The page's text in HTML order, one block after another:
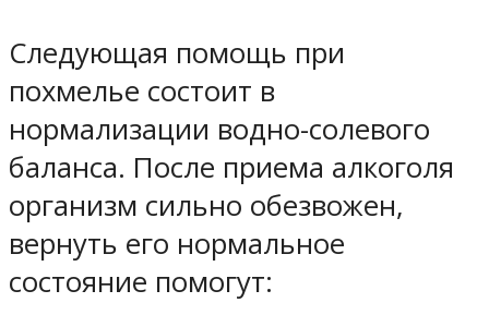
Следующая помощь при
похмелье состоит в
нормализации водно-солевого
баланса. После приема алкоголя
организм сильно обезвожен,
вернуть его нормальное
состояние помогут: